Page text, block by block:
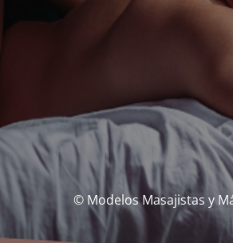
© Modelos Masajistas y